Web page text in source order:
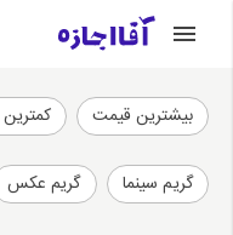
بیشترین قیمت
گریم سینما گریم عکس